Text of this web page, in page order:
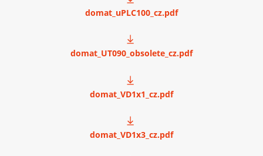
domat_uPLC100_cz.pdf
domat_UT090_obsolete_cz.pdf
domat_VD1x1_cz.pdf
domat_VD1x3_cz.pdf